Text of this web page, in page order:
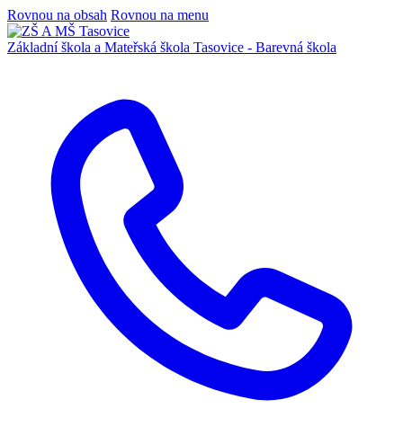
Rovnou na obsah Rovnou na menu
Základní škola a Mateřská škola Tasovice - Barevná škola